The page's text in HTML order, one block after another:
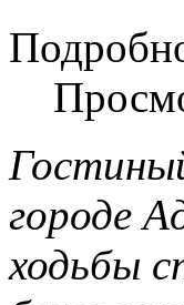
городе
ходьбы